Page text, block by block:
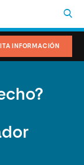
INFORMACIÓN